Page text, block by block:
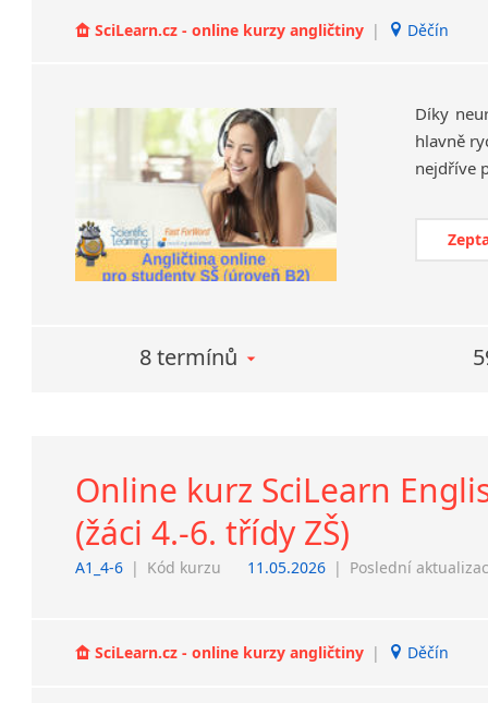
SciLearn.cz - online kurzy angličtiny | Děčín
Díky
hlavně
8 termínů
Online kurz SciLearn
(žáci 4.-6. třídy ZŠ)
A1_4-6 | Kód kurzu 11.05.2026 | Poslední
SciLearn.cz - online kurzy angličtiny | Děčín